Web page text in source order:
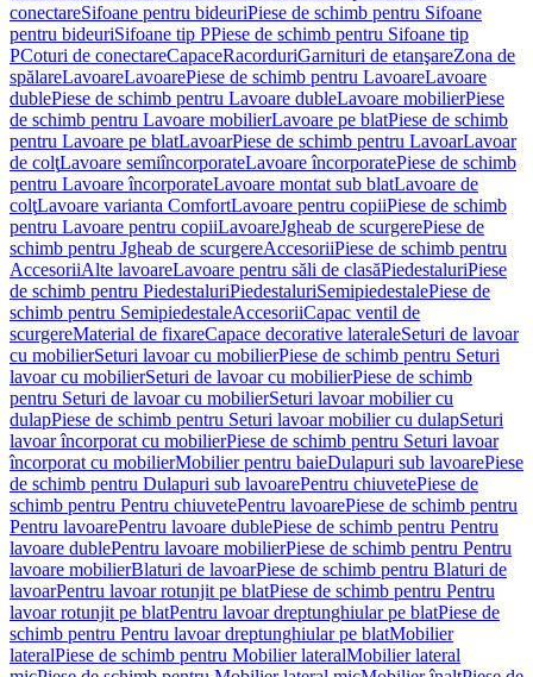
conectareSifoane pentru bideuriPiese de schimb pentru Sifoane
pentru bideuriSifoane tip PPiese de schimb pentru Sifoane tip
PCoturi de conectareCapaceRacorduriGarnituri de etanşareZona de
spălareLavoareLavoarePiese de schimb pentru LavoareLavoare
dublePiese de schimb pentru Lavoare dubleLavoare mobilierPiese
de schimb pentru Lavoare mobilierLavoare pe blatPiese de schimb
pentru Lavoare pe blatLavoarPiese de schimb pentru LavoarLavoar
de colţLavoare semiîncorporateLavoare încorporatePiese de schimb
pentru Lavoare încorporateLavoare montat sub blatLavoare de
colţLavoare varianta ComfortLavoare pentru copiiPiese de schimb
pentru Lavoare pentru copiiLavoareJgheab de scurgerePiese de
schimb pentru Jgheab de scurgereAccesoriiPiese de schimb pentru
AccesoriiAlte lavoareLavoare pentru săli de clasăPiedestaluriPiese
de schimb pentru PiedestaluriPiedestaluriSemipiedestalePiese de
schimb pentru SemipiedestaleAccesoriiCapac ventil de
scurgereMaterial de fixareCapace decorative lateraleSeturi de lavoar
cu mobilierSeturi lavoar cu mobilierPiese de schimb pentru Seturi
lavoar cu mobilierSeturi de lavoar cu mobilierPiese de schimb
pentru Seturi de lavoar cu mobilierSeturi lavoar mobilier cu
dulapPiese de schimb pentru Seturi lavoar mobilier cu dulapSeturi
lavoar încorporat cu mobilierPiese de schimb pentru Seturi lavoar
încorporat cu mobilierMobilier pentru baieDulapuri sub lavoarePiese
de schimb pentru Dulapuri sub lavoarePentru chiuvetePiese de
schimb pentru Pentru chiuvetePentru lavoarePiese de schimb pentru
Pentru lavoarePentru lavoare dublePiese de schimb pentru Pentru
lavoare dublePentru lavoare mobilierPiese de schimb pentru Pentru
lavoare mobilierBlaturi de lavoarPiese de schimb pentru Blaturi de
lavoarPentru lavoar rotunjit pe blatPiese de schimb pentru Pentru
lavoar rotunjit pe blatPentru lavoar dreptunghiular pe blatPiese de
schimb pentru Pentru lavoar dreptunghiular pe blatMobilier
lateralPiese de schimb pentru Mobilier lateralMobilier lateral